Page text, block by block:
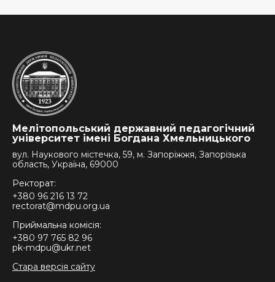
Мелітопольський державний педагогічний
університет імені Богдана Хмельницького
вул. Наукового містечка, 59, м. Запоріжжя, Запорізька
область, Україна, 69000
Ректорат:
+380 96 216 13 72
rectorat@mdpu.org.ua
Приймальна комісія:
+380 97 765 82 96
pk-mdpu@ukr.net
Стара версія сайту